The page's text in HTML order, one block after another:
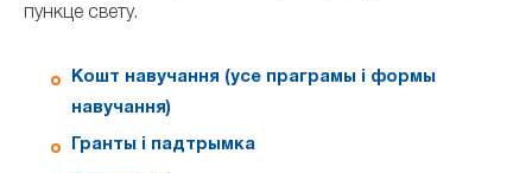
пункце свету.
Кошт навучання (усе праграмы і формы
навучання)
Гранты і падтрымка